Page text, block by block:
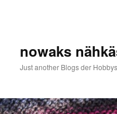
nowaks
Just another Blogs der